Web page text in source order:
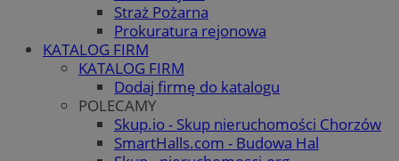
Straż Pożarna
Prokuratura rejonowa
KATALOG FIRM
KATALOG FIRM
Dodaj firmę do katalogu
POLECAMY
Skup.io - Skup nieruchomości Chorzów
SmartHalls.com - Budowa Hal